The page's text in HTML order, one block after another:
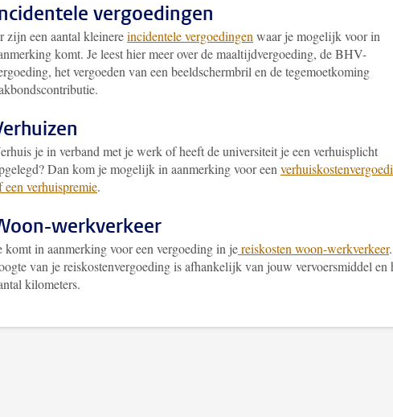
vergoedingen
zijn een aantal kleinereincidentele vergoedingen waar je mogelijk voor in
komt. Je leest hier meer over de maaltijdvergoeding, de BHV-
het vergoeden van een beeldschermbril en de tegemoetkoming
je in verband met je werk of heeft de universiteit je een verhuisplicht
Dan kom je mogelijk in aanmerking voor een
een verhuispremie.
werkverkeer
komt in aanmerking voor een vergoeding in jereiskosten woon-werkverkeer
van je reiskostenvergoeding is afhankelijk van jouw vervoersmiddel en
kilometers.